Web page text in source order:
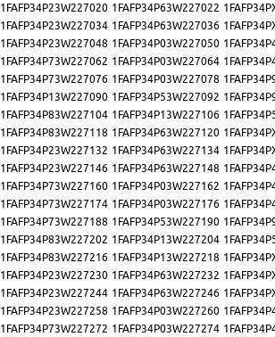
1FAFP34P23W227020 1FAFP34P63W227022
1FAFP34P23W227034 1FAFP34P63W227036
1FAFP34P23W227048 1FAFP34P03W227050
1FAFP34P73W227062 1FAFP34P03W227064
1FAFP34P73W227076 1FAFP34P03W227078
1FAFP34P13W227090 1FAFP34P53W227092
1FAFP34P83W227104 1FAFP34P13W227106
1FAFP34P83W227118 1FAFP34P63W227120
1FAFP34P23W227132 1FAFP34P63W227134
1FAFP34P23W227146 1FAFP34P63W227148
1FAFP34P73W227160 1FAFP34P03W227162
1FAFP34P73W227174 1FAFP34P03W227176
1FAFP34P73W227188 1FAFP34P53W227190
1FAFP34P83W227202 1FAFP34P13W227204
1FAFP34P83W227216 1FAFP34P13W227218
1FAFP34P23W227230 1FAFP34P63W227232
1FAFP34P23W227244 1FAFP34P63W227246
1FAFP34P23W227258 1FAFP34P03W227260
1FAFP34P73W227272 1FAFP34P03W227274